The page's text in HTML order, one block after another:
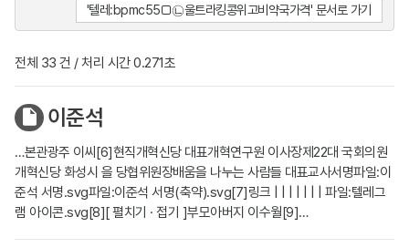
'텔레:bpmc55□㉡울트라킹콩위고비약국가격' 문서로 가기
전체 33 건 / 처리 시간 0.271초
이준석
…본관광주 이씨[6]현직개혁신당 대표개혁연구원 이사장제22대 국회의원
개혁신당 화성시 을 당협위원장배움을 나누는 사람들 대표교사서명파일:이
준석 서명.svg파일:이준석 서명(축약).svg[7]링크 | | | | | | | 파일:텔레그
램 아이콘.svg[8][ 펼치기 · 접기 ]부모아버지 이수월[9]…